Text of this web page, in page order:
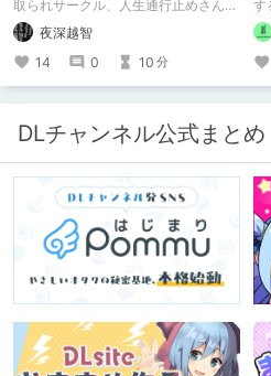
取られサークル、人生通行止めさんの
新作がとても良かったので、新作を中
心に、このサークルのゲームを紹介し
たくて、記事を書かせていただく。
キミノオモイからずっと好きな熱心な
ファンとしての記事にどうか、お付き
微修正）
夜深越智
14
0 10 分
す
DLチャンネル公式まとめ